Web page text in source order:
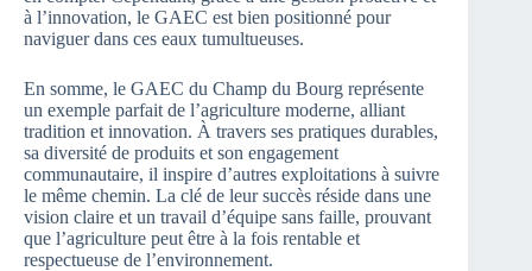
à l’innovation, le GAEC est bien positionné pour
naviguer dans ces eaux tumultueuses.
En somme, le GAEC du Champ du Bourg représente
un exemple parfait de l’agriculture moderne, alliant
tradition et innovation. À travers ses pratiques durables,
sa diversité de produits et son engagement
communautaire, il inspire d’autres exploitations à suivre
le même chemin. La clé de leur succès réside dans une
vision claire et un travail d’équipe sans faille, prouvant
que l’agriculture peut être à la fois rentable et
respectueuse de l’environnement.